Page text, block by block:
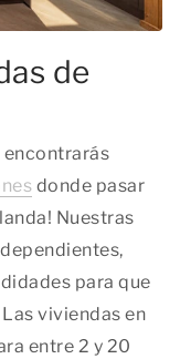
de
encontrarás
donde pasar
Nuestras
para que
viviendas en
entre 2 y 20